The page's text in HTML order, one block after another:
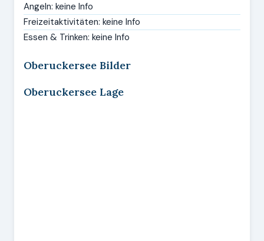
Angeln: keine Info
Freizeitaktivitäten: keine Info
Essen & Trinken: keine Info
Oberuckersee Bilder
Oberuckersee Lage